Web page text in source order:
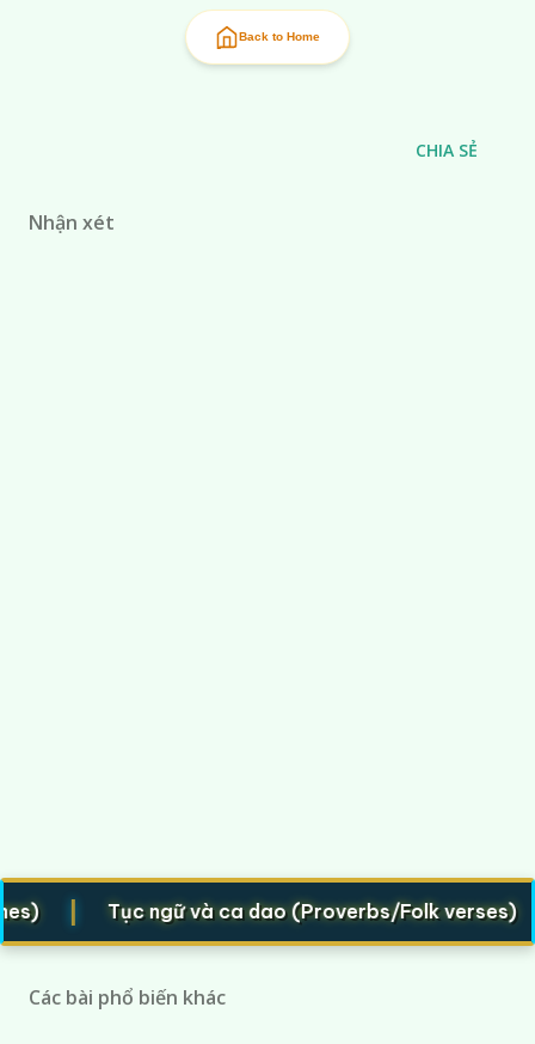
Back to Home
CHIA SẺ
Nhận xét
| Tục ngữ và ca dao (Proverbs/Folk verses) |
Các bài phổ biến khác